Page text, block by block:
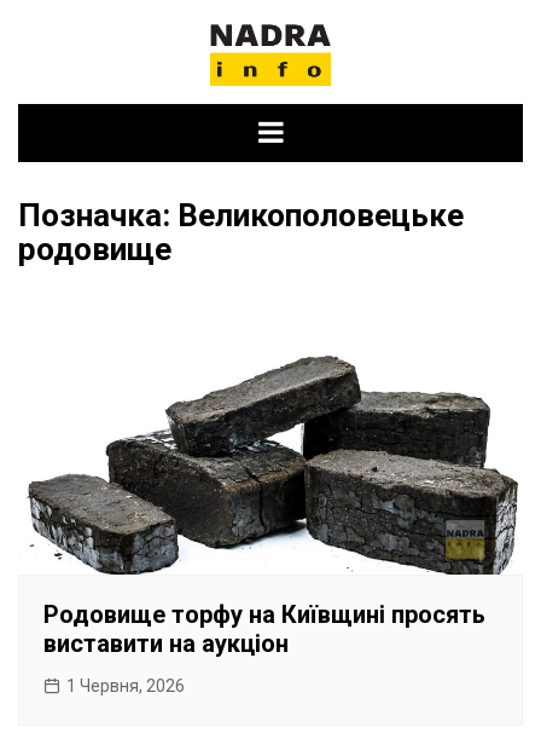
Позначка: Великополовецьке
родовище
Родовище торфу на Київщині просять
виставити на аукціон
1 Червня, 2026